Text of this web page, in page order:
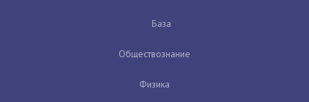
База
Обществознание
Физика